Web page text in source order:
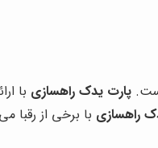
است.پارت یدک راهسازی با
راهسازی با برخی از رقبا